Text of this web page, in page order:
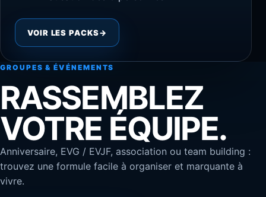
VOIR LES PACKS→
GROUPES & ÉVÉNEMENTS
RASSEMBLEZ
VOTRE ÉQUIPE.
Anniversaire, EVG / EVJF, association ou team building :
trouvez une formule facile à organiser et marquante à
vivre.